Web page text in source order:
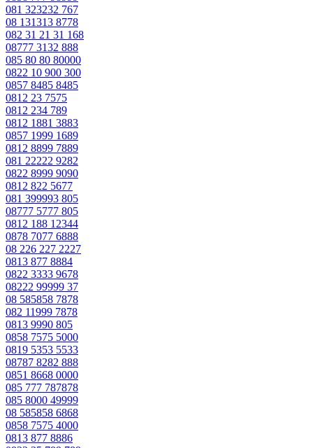
081 323232 767
08 131313 8778
082 31 21 31 168
08777 3132 888
085 80 80 80000
0822 10 900 300
0857 8485 8485
0812 23 7575
0812 234 789
0812 1881 3883
0857 1999 1689
0812 8899 7889
081 22222 9282
0822 8999 9090
0812 822 5677
081 399993 805
08777 5777 805
0812 188 12344
0878 7077 6888
08 226 227 2227
0813 877 8884
0822 3333 9678
08222 99999 37
08 585858 7878
082 11999 7878
0813 9990 805
0858 7575 5000
0819 5353 5533
08787 8282 888
0851 8668 0000
085 777 787878
085 8000 49999
08 585858 6868
0858 7575 4000
0813 877 8886